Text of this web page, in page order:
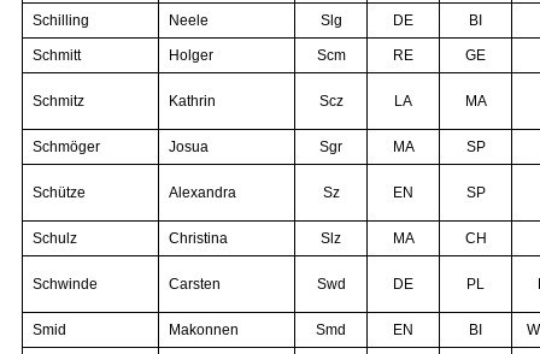
Schilling Neele Slg DE BI
Schmitt Holger Scm RE GE
Schmitz Kathrin Scz LA MA
Schmöger Josua Sgr MA SP
Schütze Alexandra Sz EN SP
Schulz Christina Slz MA CH
Schwinde Carsten Swd DE PL
Smid Makonnen Smd EN BI